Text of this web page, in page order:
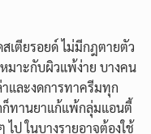
เตียรอยด์ ไม่มีกฎตายตัว
มาะกับผิวแพ้ง่าย บางคน
าและงดการทาครีมทุก
ทานยาแก้แพ้กลุ่มแอนตี้
ป ในบางรายอาจต้องใช้